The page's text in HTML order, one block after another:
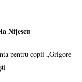
Nițescu
pentru copii „Grigore